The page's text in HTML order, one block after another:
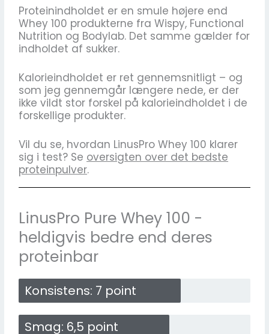
Proteinindholdet er en smule højere end
Whey 100 produkterne fra Wispy, Functional
Nutrition og Bodylab. Det samme gælder for
indholdet af sukker.
Kalorieindholdet er ret gennemsnitligt – og
som jeg gennemgår længere nede, er der
ikke vildt stor forskel på kalorieindholdet i de
forskellige produkter.
Vil du se, hvordan LinusPro Whey 100 klarer
sig i test? Se oversigten over det bedste
proteinpulver.
LinusPro Pure Whey 100 -
heldigvis bedre end deres
proteinbar​
Konsistens: 7 point
Smag: 6,5 point